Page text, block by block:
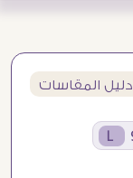
دليل المقاسات